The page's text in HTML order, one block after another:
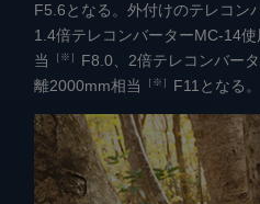
F5.6となる。外付けのテレコン
1.4倍テレコンバーターMC-14
当
［※］
F8.0、2倍テレコンバー
離2000mm相当
［※］ F11となる。